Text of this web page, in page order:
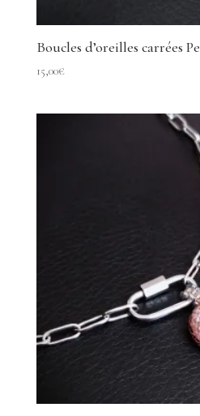
Boucles d’oreilles carrées
15,00€